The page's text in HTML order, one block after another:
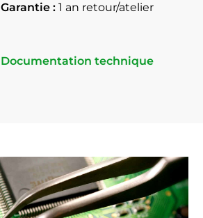
Garantie : 1 an retour/atelier
Documentation technique